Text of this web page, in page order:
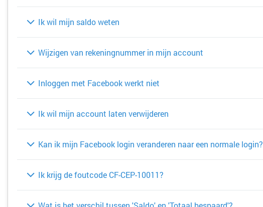
Ik wil mijn saldo weten
Wijzigen van rekeningnummer in mijn account
Inloggen met Facebook werkt niet
Ik wil mijn account laten verwijderen
Kan ik mijn Facebook login veranderen naar een normale login?
Ik krijg de foutcode CF-CEP-10011?